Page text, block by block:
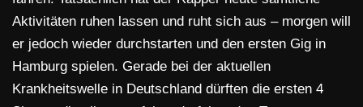
Aktivitäten ruhen lassen und ruht sich aus – morgen will
er jedoch wieder durchstarten und den ersten Gig in
Hamburg spielen. Gerade bei der aktuellen
Krankheitswelle in Deutschland dürften die ersten 4